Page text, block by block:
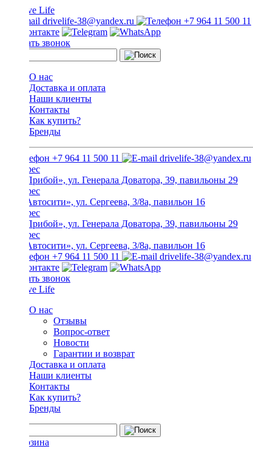
drivelife-38@yandex.ru +7 964 11 500 11
Заказать звонок
О нас
Доставка и оплата
Наши клиенты
Контакты
Как купить?
Бренды
+7 964 11 500 11 drivelife-38@yandex.ru
ТЦ «Прибой», ул. Генерала Доватора, 39, павильоны 29
ТЦ «Автосити», ул. Сергеева, 3/8а, павильон 16
ТЦ «Прибой», ул. Генерала Доватора, 39, павильоны 29
ТЦ «Автосити», ул. Сергеева, 3/8а, павильон 16
+7 964 11 500 11
drivelife-38@yandex.ru
Заказать звонок
О нас
Отзывы
Вопрос-ответ
Новости
Гарантии и возврат
Доставка и оплата
Наши клиенты
Контакты
Как купить?
Бренды